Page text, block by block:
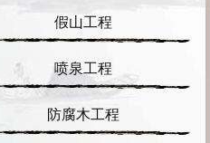
假山工程
喷泉工程
防腐木工程